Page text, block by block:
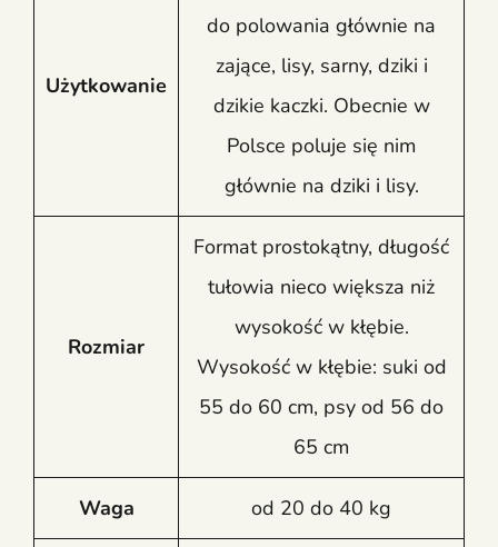
Użytkowanie
do polowania głównie na
zające, lisy, sarny, dziki i
dzikie kaczki. Obecnie w
Polsce poluje się nim
głównie na dziki i lisy.
Rozmiar
Format prostokątny, długość
tułowia nieco większa niż
wysokość w kłębie.
Wysokość w kłębie: suki od
55 do 60 cm, psy od 56 do
65 cm
Waga od 20 do 40 kg